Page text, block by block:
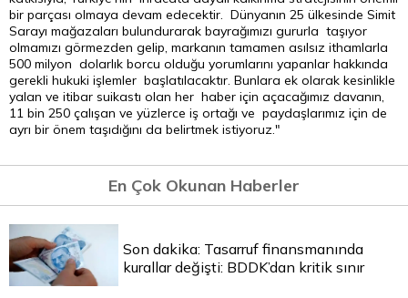
bir parçası olmaya devam edecektir. Dünyanın 25 ülkesinde Simit
Sarayı mağazaları bulundurarak bayrağımızı gururla taşıyor
olmamızı görmezden gelip, markanın tamamen asılsız ithamlarla
500 milyon dolarlık borcu olduğu yorumlarını yapanlar hakkında
gerekli hukuki işlemler başlatılacaktır. Bunlara ek olarak kesinlikle
yalan ve itibar suikastı olan her haber için açacağımız davanın,
11 bin 250 çalışan ve yüzlerce iş ortağı ve paydaşlarımız için de
ayrı bir önem taşıdığını da belirtmek istiyoruz."
En Çok Okunan Haberler
Son dakika: Tasarruf finansmanında
kurallar değişti: BDDK’dan kritik sınır